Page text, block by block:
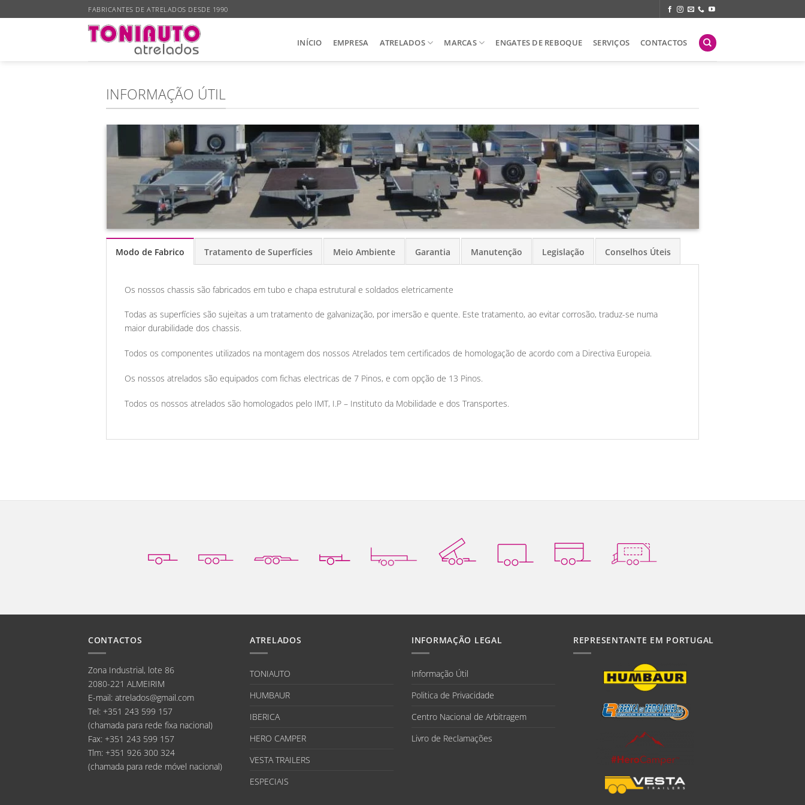
to
FABRICANTES DE ATRELADOS DESDE 1990
INÍCIO EMPRESA ATRELADOS MARCAS ENGATES DE REBOQUE SERVIÇOS CONTACTOS
INFORMAÇÃO ÚTIL
Modo de Fabrico Tratamento de Superfícies Meio Ambiente Garantia Manutenção Legislação Conselhos Úteis
Os nossos chassis são fabricados em tubo e chapa estrutural e soldados eletricamente
Todas as superfícies são sujeitas a um tratamento de galvanização, por imersão e quente. Este tratamento, ao evitar corrosão, traduz-se numa
maior durabilidade dos chassis.
Todos os componentes utilizados na montagem dos nossos Atrelados tem certificados de homologação de acordo com a Directiva Europeia.
Os nossos atrelados são equipados com fichas electricas de 7 Pinos, e com opção de 13 Pinos.
Todos os nossos atrelados são homologados pelo IMT, I.P – Instituto da Mobilidade e dos Transportes.
CONTACTOS
Zona Industrial, lote 86
2080-221 ALMEIRIM
E-mail: atrelados@gmail.com
Tel: +351 243 599 157
(chamada para rede fixa nacional)
Fax: +351 243 599 157
Tlm: +351 926 300 324
(chamada para rede móvel nacional)
ATRELADOS
TONIAUTO
HUMBAUR
IBERICA
HERO CAMPER
VESTA TRAILERS
ESPECIAIS
INFORMAÇÃO LEGAL
Informação Útil
Politica de Privacidade
Centro Nacional de Arbitragem
Livro de Reclamações
REPRESENTANTE EM PORTUGAL